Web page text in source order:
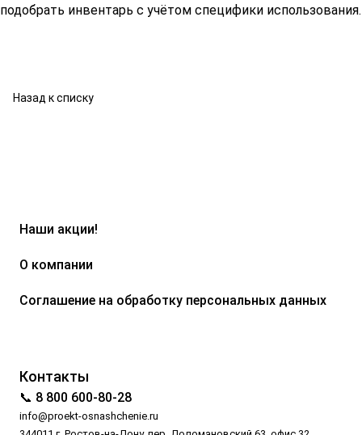
подобрать инвентарь с учётом специфики использования.
Назад к списку
Наши акции!
О компании
Соглашение на обработку персональных данных
Контакты
📞 8 800 600-80-28
info@proekt-osnashchenie.ru